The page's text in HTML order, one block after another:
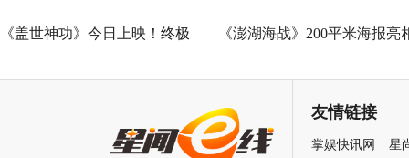
《盖世神功》今日上映！终极 《澎湖海战》200平米海报亮
友情链接
掌娱快讯网
星